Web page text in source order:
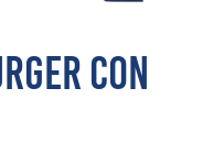
CON